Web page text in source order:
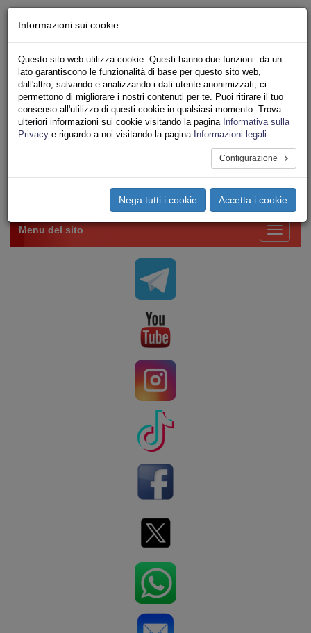
Iscriviti Online
Ricerca
Area Stampa
Privacy
VV.F.
UNIONE SINDACALE DI BASE SETTORE VIGILI
Toggle
Menu del sito
Informazioni sui cookie
Questo sito web utilizza cookie. Questi hanno due funzioni: da un
lato garantiscono le funzionalità di base per questo sito web,
dall'altro, salvando e analizzando i dati utente anonimizzati, ci
permettono di migliorare i nostri contenuti per te. Puoi ritirare il tuo
consenso all'utilizzo di questi cookie in qualsiasi momento. Trova
ulteriori informazioni sui cookie visitando la pagina Informativa sulla
Privacy e riguardo a noi visitando la pagina Informazioni legali.
Configurazione
Nega tutti i cookie Accetta i cookie